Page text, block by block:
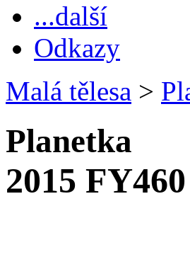
...další
Odkazy
Malá tělesa >
Planetka
2015 FY460